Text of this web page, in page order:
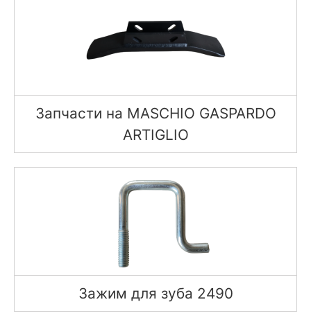
Запчасти на MASCHIO GASPARDO
ARTIGLIO
Зажим для зуба 2490